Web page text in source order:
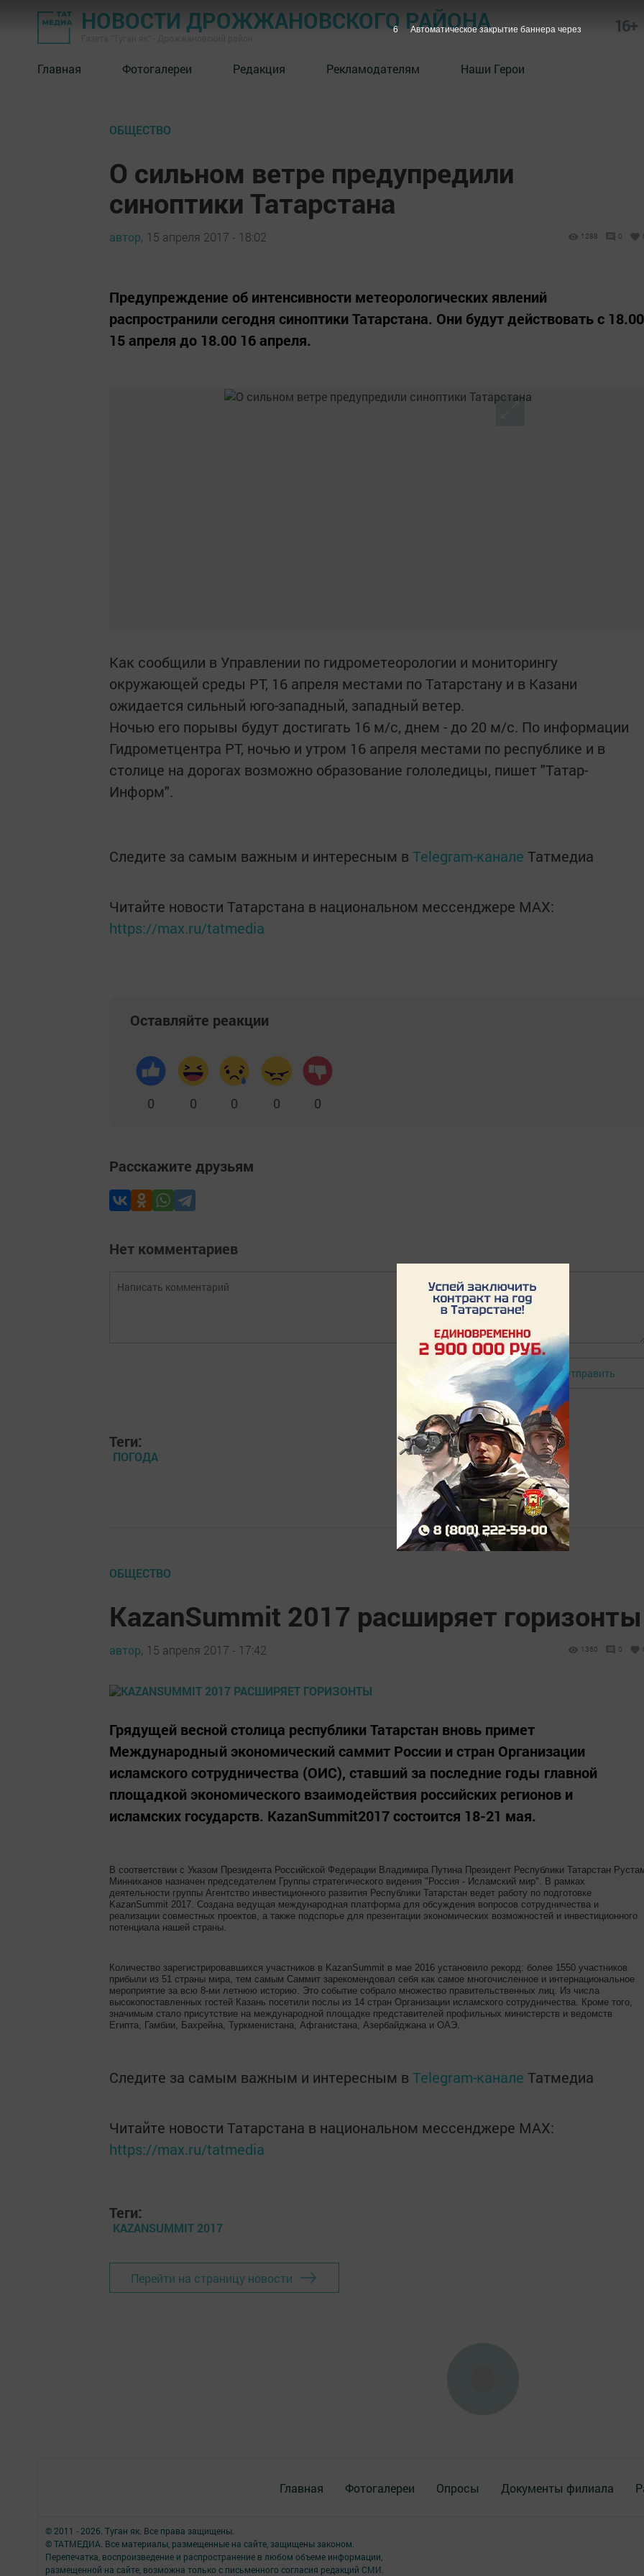
НОВОСТИ ДРОЖЖАНОВСКОГО РАЙОНА 16+
Главная Фотогалереи Редакция Рекламодателям Наши Герои
ОБЩЕСТВО
О сильном ветре предупредили
синоптики Татарстана
автор, 15 апреля 2017 - 18:02 1288 0
Предупреждение об интенсивности метеорологических явлений
распространили сегодня синоптики Татарстана. Они будут действовать с 18.00
15 апреля до 18.00 16 апреля.
Как сообщили в Управлении по гидрометеорологии и мониторингу
окружающей среды РТ, 16 апреля местами по Татарстану и в Казани
ожидается сильный юго-западный, западный ветер.
Ночью его порывы будут достигать 16 м/с, днем - до 20 м/с. По информации
Гидрометцентра РТ, ночью и утром 16 апреля местами по республике и в
столице на дорогах возможно образование гололедицы, пишет "Татар-
Информ".
Следите за самым важным и интересным в Telegram-канале Татмедиа
Читайте новости Татарстана в национальном мессенджере MАХ:
https://max.ru/tatmedia
Оставляйте реакции
0 0 0 0 0
Расскажите друзьям
Нет комментариев
Авторизоваться Отправить
Теги:
ПОГОДА
ОБЩЕСТВО
KazanSummit 2017 расширяет горизонты
автор, 15 апреля 2017 - 17:42 1360 0
Грядущей весной столица республики Татарстан вновь примет
Международный экономический саммит России и стран Организации
исламского сотрудничества (ОИС), ставший за последние годы главной
площадкой экономического взаимодействия российских регионов и
исламских государств. KazanSummit2017 состоится 18-21 мая.
В соответствии с Указом Президента Российской Федерации Владимира Путина Президент Республики Татарстан
Минниханов назначен председателем Группы стратегического видения "Россия - Исламский мир". В рамках
деятельности группы Агентство инвестиционного развития Республики Татарстан ведет работу по подготовке
KazanSummit 2017. Создана ведущая международная платформа для обсуждения вопросов сотрудничества и
реализации совместных проектов, а также подспорье для презентации экономических возможностей и инвестиционного
потенциала нашей страны.
Количество зарегистрировавшихся участников в KazanSummit в мае 2016 установило рекорд: более 1550 участников
прибыли из 51 страны мира, тем самым Саммит зарекомендовал себя как самое многочисленное и интернациональное
мероприятие за всю 8-ми летнюю историю. Это событие собрало множество правительственных лиц. Из числа
высокопоставленных гостей Казань посетили послы из 14 стран Организации исламского сотрудничества. Кроме того,
значимым стало присутствие на международной площадке представителей профильных министерств и ведомств
Египта, Гамбии, Бахрейна, Туркменистана, Афганистана, Азербайджана и ОАЭ.
Следите за самым важным и интересным в Telegram-канале Татмедиа
Читайте новости Татарстана в национальном мессенджере MАХ:
https://max.ru/tatmedia
Теги:
KAZANSUMMIT 2017
Перейти на страницу новости
Главная Фотогалереи Опросы Документы филиала
© 2011 - 2026. Туган як. Все права защищены.
© ТАТМЕДИА. Все материалы, размещенные на сайте, защищены законом.
Перепечатка, воспроизведение и распространение в любом объеме информации,
размещенной на сайте, возможна только с письменного согласия редакций СМИ.
5 Автоматическое закрытие баннера через